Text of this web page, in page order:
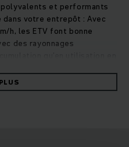
et performants
votre entrepôt : Avec
h, les ETV font bonne
des rayonnages
les entrepôts à rayonnage à
grâce à sa